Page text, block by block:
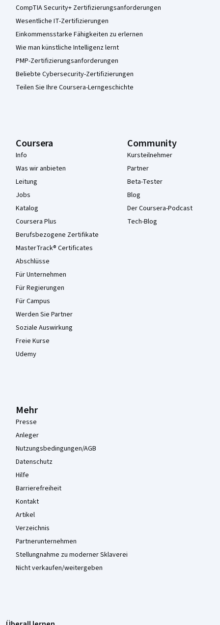
CompTIA Security+ Zertifizierungsanforderungen
Wesentliche IT-Zertifizierungen
Einkommensstarke Fähigkeiten zu erlernen
Wie man künstliche Intelligenz lernt
PMP-Zertifizierungsanforderungen
Beliebte Cybersecurity-Zertifizierungen
Teilen Sie Ihre Coursera-Lerngeschichte
Coursera
Info
Was wir anbieten
Leitung
Jobs
Katalog
Coursera Plus
Berufsbezogene Zertifikate
MasterTrack® Certificates
Abschlüsse
Für Unternehmen
Für Regierungen
Für Campus
Werden Sie Partner
Soziale Auswirkung
Freie Kurse
Udemy
Community
Kursteilnehmer
Partner
Beta-Tester
Blog
Der Coursera-Podcast
Tech-Blog
Mehr
Presse
Anleger
Nutzungsbedingungen/AGB
Datenschutz
Hilfe
Barrierefreiheit
Kontakt
Artikel
Verzeichnis
Partnerunternehmen
Stellungnahme zu moderner Sklaverei
Nicht verkaufen/weitergeben